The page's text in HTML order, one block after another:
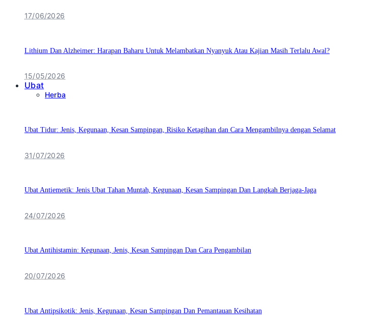
17/06/2026
Lithium Dan Alzheimer: Harapan Baharu Untuk Melambatkan Nyanyuk Atau Kajian Masih Terlalu Awal?
15/05/2026
Ubat
Herba
Ubat Tidur: Jenis, Kegunaan, Kesan Sampingan, Risiko Ketagihan dan Cara Mengambilnya dengan Selamat
31/07/2026
Ubat Antiemetik: Jenis Ubat Tahan Muntah, Kegunaan, Kesan Sampingan Dan Langkah Berjaga-Jaga
24/07/2026
Ubat Antihistamin: Kegunaan, Jenis, Kesan Sampingan Dan Cara Pengambilan
20/07/2026
Ubat Antipsikotik: Jenis, Kegunaan, Kesan Sampingan Dan Pemantauan Kesihatan